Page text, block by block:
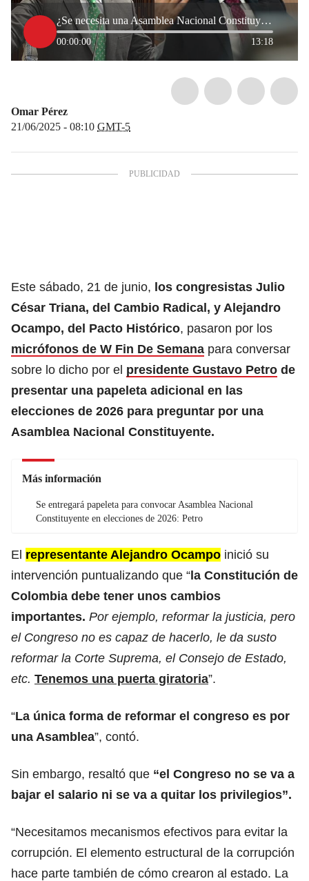
¿Se necesita una Asamblea Nacional Constituyente en Colombia? Congresistas debaten
00:00:00 13:18
Omar Pérez
21/06/2025 - 08:10 GMT-5
Este sábado, 21 de junio, los congresistas Julio
César Triana, del Cambio Radical, y Alejandro
Ocampo, del Pacto Histórico, pasaron por los
micrófonos de W Fin De Semana para conversar
sobre lo dicho por el presidente Gustavo Petro de
presentar una papeleta adicional en las
elecciones de 2026 para preguntar por una
Asamblea Nacional Constituyente.
Más información
Se entregará papeleta para convocar Asamblea Nacional
Constituyente en elecciones de 2026: Petro
El representante Alejandro Ocampo inició su
intervención puntualizando que “la Constitución de
Colombia debe tener unos cambios
importantes. Por ejemplo, reformar la justicia, pero
el Congreso no es capaz de hacerlo, le da susto
reformar la Corte Suprema, el Consejo de Estado,
etc. Tenemos una puerta giratoria”.
“La única forma de reformar el congreso es por
una Asamblea”, contó.
Sin embargo, resaltó que “el Congreso no se va a
bajar el salario ni se va a quitar los privilegios”.
“Necesitamos mecanismos efectivos para evitar la
corrupción. El elemento estructural de la corrupción
hace parte también de cómo crearon al estado. La